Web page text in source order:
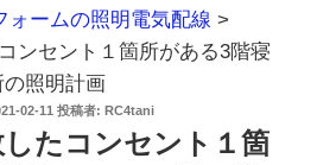
ォームの照明電気配線 >
ンセント１箇所がある3階寝
照明計画
02-11 投稿者: RC4tani
したコンセント１箇